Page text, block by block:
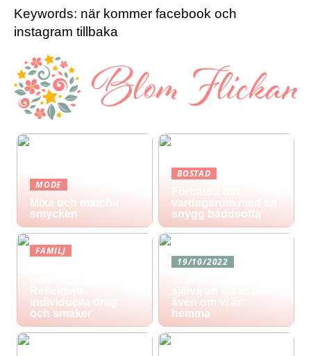
Keywords: när kommer facebook och
instagram tillbaka
MODE
Mixa och matcha
smycken
BOSTAD
Förbättra ditt
vardagsrum med en
snygg bäddsoffa
FAMILJ
Reflektera
individuella drag
och smaker
19/10/2022
även om vi är
hemma